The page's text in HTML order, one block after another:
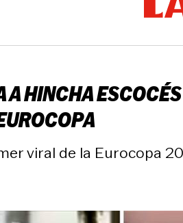
HINCHA
viral de la Eurocopa